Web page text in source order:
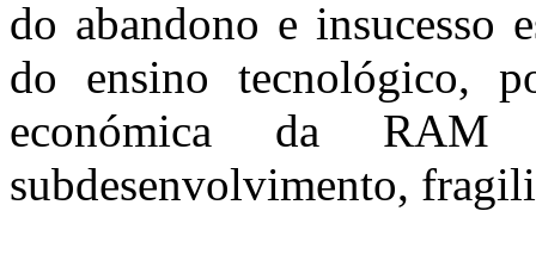
do abandono e insucesso
do ensino tecnológico,
económica da RAM
subdesenvolvimento,